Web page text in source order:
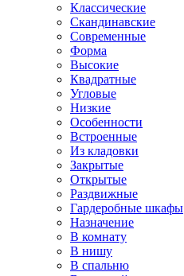
Классические
Скандинавские
Современные
Форма
Высокие
Квадратные
Угловые
Низкие
Особенности
Встроенные
Из кладовки
Закрытые
Открытые
Раздвижные
Гардеробные шкафы
Назначение
В комнату
В нишу
В спальню